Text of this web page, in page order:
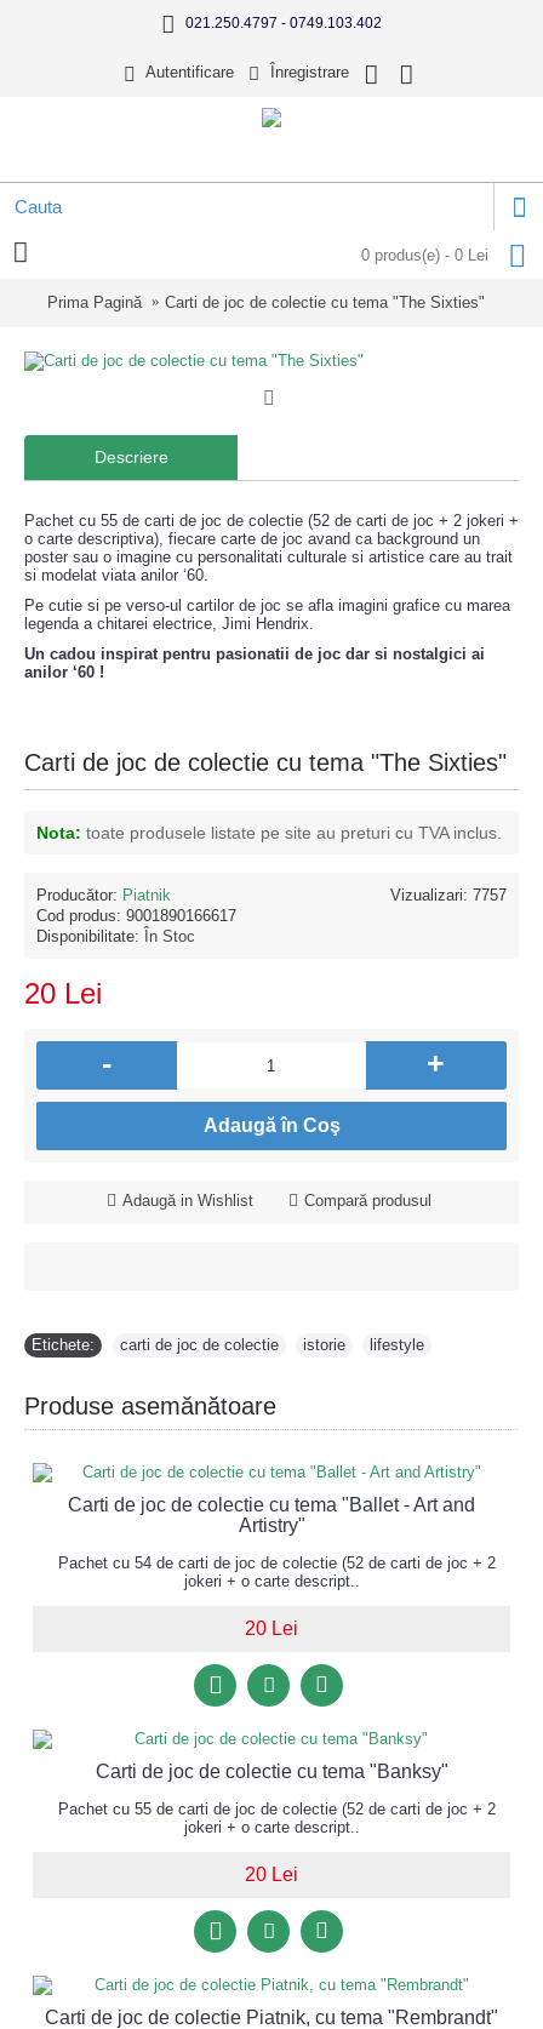
021.250.4797 - 0749.103.402
Autentificare Înregistrare
0 produs(e) - 0 Lei
Prima Pagină Carti de joc de colectie cu tema "The Sixties"
Descriere
Pachet cu 55 de carti de joc de colectie (52 de carti de joc + 2 jokeri +
o carte descriptiva), fiecare carte de joc avand ca background un
poster sau o imagine cu personalitati culturale si artistice care au trait
si modelat viata anilor ‘60.
Pe cutie si pe verso-ul cartilor de joc se afla imagini grafice cu marea
legenda a chitarei electrice, Jimi Hendrix.
Un cadou inspirat pentru pasionatii de joc dar si nostalgici ai
anilor ‘60 !
Carti de joc de colectie cu tema "The Sixties"
Nota: toate produsele listate pe site au preturi cu TVA inclus.
Vizualizari: 7757
Producător: Piatnik
Cod produs: 9001890166617
Disponibilitate:
În Stoc
20 Lei
- +
Adaugă în Coş
Adaugă in Wishlist Compară produsul
Etichete: carti de joc de colectie istorie lifestyle
Produse asemănătoare
Carti de joc de colectie cu tema "Ballet - Art and
Artistry"
Pachet cu 54 de carti de joc de colectie (52 de carti de joc + 2
jokeri + o carte descript..
20 Lei
Carti de joc de colectie cu tema "Banksy"
Pachet cu 55 de carti de joc de colectie (52 de carti de joc + 2
jokeri + o carte descript..
20 Lei
Carti de joc de colectie Piatnik, cu tema "Rembrandt"